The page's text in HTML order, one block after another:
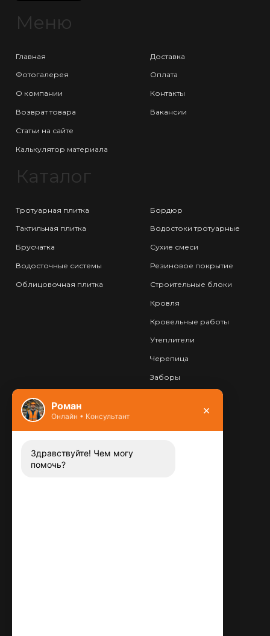
Меню
Главная
Фотогалерея
О компании
Возврат товара
Статьи на сайте
Калькулятор материала
Доставка
Оплата
Контакты
Вакансии
Каталог
Тротуарная плитка
Тактильная плитка
Брусчатка
Водосточные системы
Облицовочная плитка
Бордюр
Водостоки тротуарные
Сухие смеси
Резиновое покрытие
Строительные блоки
Кровля
Кровельные работы
Утеплители
Черепица
Заборы
Контакты
Заказать звонок
Роман
Онлайн • Консультант ×
Здравствуйте! Чем могу
помочь?